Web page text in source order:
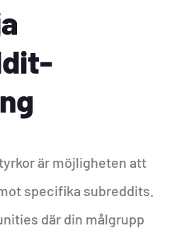
är möjligheten att
specifika subreddits.
där din målgrupp